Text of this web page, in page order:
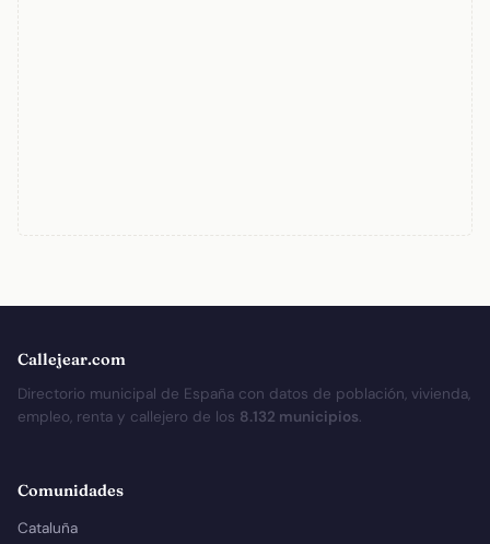
Callejear.com
Directorio municipal de España con datos de población, vivienda,
empleo, renta y callejero de los 8.132 municipios.
Comunidades
Cataluña